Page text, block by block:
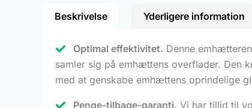
Beskrivelse Yderligere information
Optimal effektivitet. Denne
samler sig på emhættens overflader. Den
med at genskabe emhættens oprindelige
Penge-tilbage-garanti. Vi har tillid til